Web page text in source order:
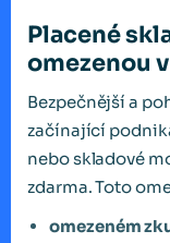
Placené
omezenou
Bezpečnější a
začínající
nebo skladové
zdarma. Toto
omezeném